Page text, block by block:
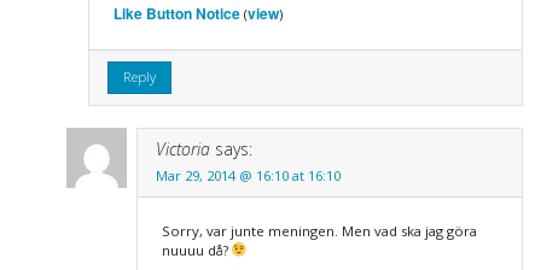
Like Button Notice(view)
Reply
Victoria says:
Mar 29, 2014 @ 16:10 at 16:10
Sorry, var junte meningen. Men vad ska jag göra
nuuuu då?